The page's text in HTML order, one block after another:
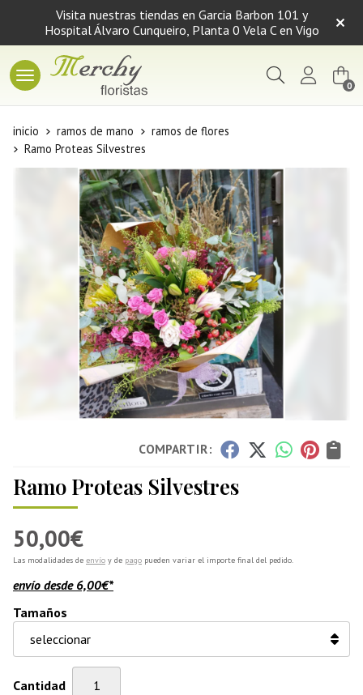
Visita nuestras tiendas en Garcia Barbon 101 y
Hospital Álvaro Cunqueiro, Planta 0 Vela C en Vigo
Buscar 0
inicio ramos de mano
ramos de flores
Ramo Proteas Silvestres
COMPARTIR:
Ramo Proteas Silvestres
50,00€
Las modalidades de envío y de pago pueden variar el importe final del pedido.
envío desde 6,00€*
Tamaños
Cantidad